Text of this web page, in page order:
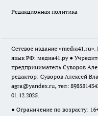
Редакционная политика
Сетевое издание
язык РФ: медиа41.ру ●
предприниматель Суворов
редактор: Суворов Алексей
agra@yandex.ru, тел:
01.12.2025.
● Ограничение по возрасту: